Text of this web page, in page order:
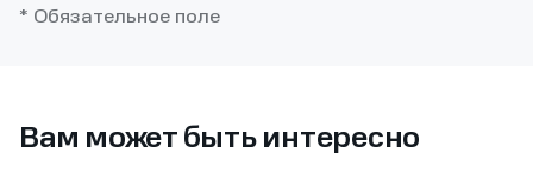
* Обязательное поле
Вам может быть интересно